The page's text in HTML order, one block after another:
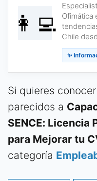
👩‍💻
Ofimática
Chile
✨
Si quieres
parecidos a
SENCE: Licencia
para Mejorar tu
categoría